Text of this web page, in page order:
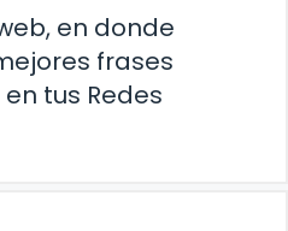
en donde
frases
tus Redes